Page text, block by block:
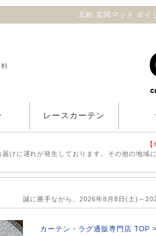
北欧 玄関マット ダイ
レースカーテン
けに遅れが発生しております。その他の地
誠に勝手ながら、2026年8月8日(土)～
カーテン・ラグ通販専門店 TOP